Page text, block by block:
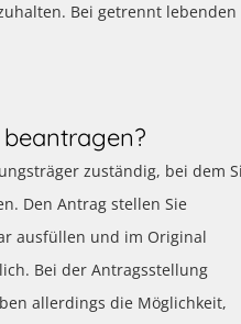
Bei getrennt lebenden
zuständig, bei dem
Den Antrag stellen Sie
ausfüllen und im Original
Bei der Antragsstellung
allerdings die Möglichkeit,